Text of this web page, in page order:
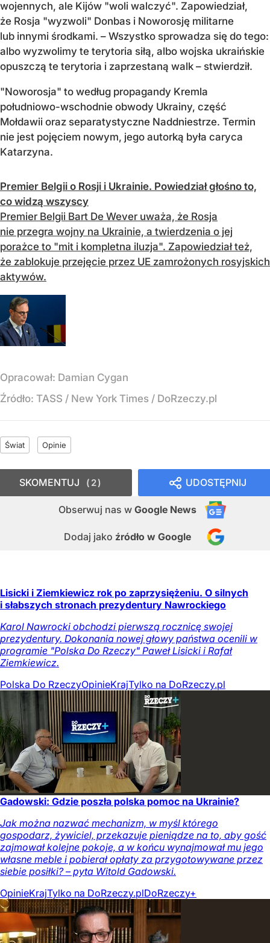
wojennych, ale Kijów "woli walczyć". Zapowiedział,
że Rosja "wyzwoli" Donbas i Noworosję militarne
lub innymi środkami. – Wszystko sprowadza się do tego:
albo wyzwolimy te terytoria siłą, albo wojska ukraińskie
opuszczą te terytoria i zaprzestaną walk – stwierdził.
"Noworosja" to według propagandy Kremla
południowo-wschodnie obwody Ukrainy, część
Mołdawii oraz separatystyczne Naddniestrze. Termin
nie jest pojęciem nowym, jego autorką była caryca
Katarzyna.
Premier Belgii o Rosji i Ukrainie. Powiedział głośno to,
co widzą wszyscy
Premier Belgii Bart De Wever uważa, że Rosja
nie przegra wojny na Ukrainie, a twierdzenia o jej
porażce to "mit i kompletna iluzja". Zapowiedział też,
że zablokuje przejęcie przez UE zamrożonych rosyjskich
aktywów.
Opracował: Damian Cygan
Źródło: TASS / New York Times / DoRzeczy.pl
Świat Opinie
UDOSTĘPNIJ
Obserwuj nas w Google News
Dodaj jako źródło w Google
SKOMENTUJ 2
Lisicki i Ziemkiewicz rok po zaprzysiężeniu. O silnych
i słabszych stronach prezydentury Nawrockiego
Karol Nawrocki obchodzi pierwszą rocznicę swojej
prezydentury. Dokonania nowej głowy państwa ocenili w
programie "Polska Do Rzeczy" Paweł Lisicki i Rafał
Ziemkiewicz.
Polska Do RzeczyOpinieKrajTylko na DoRzeczy.pl
Gadowski: Gdzie poszła polska pomoc na Ukrainie?
Jak można nazwać mechanizm, w myśl którego
gospodarz, żywiciel, przekazuje pieniądze na to, aby gość
zajmował kolejne pokoje, a w końcu wynajmował mu jego
własne meble i pobierał opłaty za przygotowywane przez
siebie posiłki? – pyta Witold Gadowski.
OpinieKrajTylko na DoRzeczy.plDoRzeczy+